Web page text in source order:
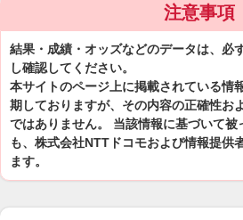
注意事項
結果・成績・オッズなどのデータは、必
し確認してください。
本サイトのページ上に掲載されている情
期しておりますが、その内容の正確性お
ではありません。 当該情報に基づいて被
も、株式会社NTTドコモおよび情報提供
ます。